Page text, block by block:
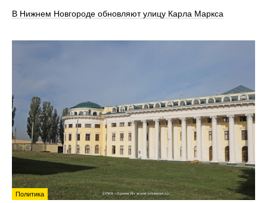
В Нижнем Новгороде обновляют улицу Карла Маркса
Политика